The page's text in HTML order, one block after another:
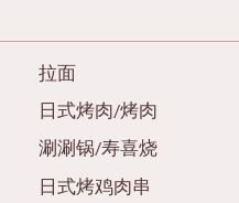
拉面
日式烤肉/烤肉
涮涮锅/寿喜烧
日式烤鸡肉串